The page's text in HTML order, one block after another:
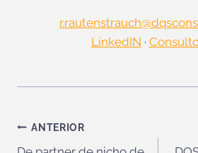
LinkedIN ·
Navegación
ANTERIOR